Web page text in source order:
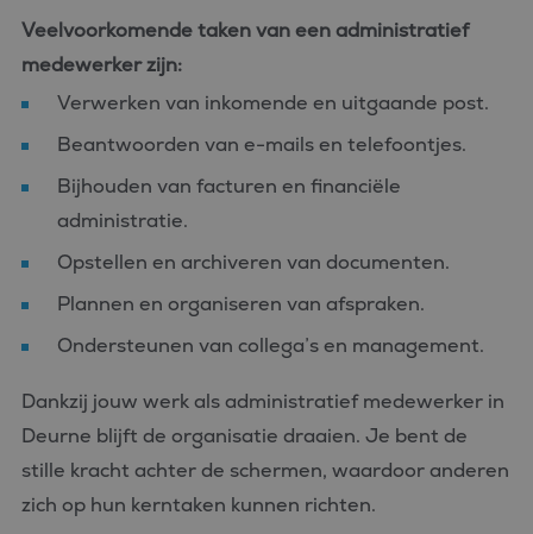
Veelvoorkomende taken van een administratief
medewerker zijn:
Verwerken van inkomende en uitgaande post.
Beantwoorden van e-mails en telefoontjes.
Bijhouden van facturen en financiële
administratie.
Opstellen en archiveren van documenten.
Plannen en organiseren van afspraken.
Ondersteunen van collega’s en management.
Dankzij jouw werk als administratief medewerker in
Deurne blijft de organisatie draaien. Je bent de
stille kracht achter de schermen, waardoor anderen
zich op hun kerntaken kunnen richten.